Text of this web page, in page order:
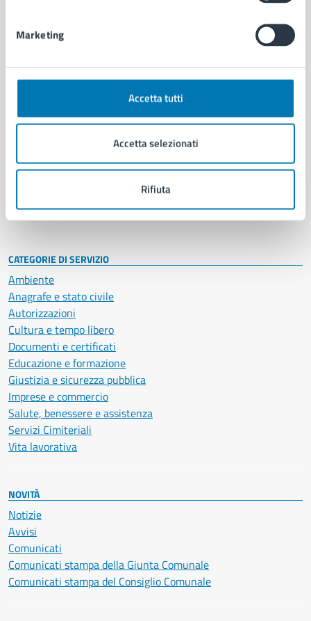
Marketing
Accetta tutti
Accetta selezionati
Rifiuta
Aree amministrative
Uffici
Politici
Intranet, posta aziendale e protocollo
CATEGORIE DI SERVIZIO
Ambiente
Anagrafe e stato civile
Autorizzazioni
Cultura e tempo libero
Documenti e certificati
Educazione e formazione
Giustizia e sicurezza pubblica
Imprese e commercio
Salute, benessere e assistenza
Servizi Cimiteriali
Vita lavorativa
NOVITÀ
Notizie
Avvisi
Comunicati
Comunicati stampa della Giunta Comunale
Comunicati stampa del Consiglio Comunale